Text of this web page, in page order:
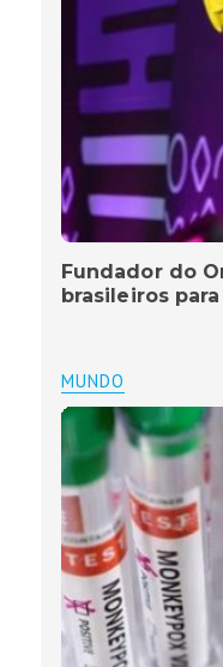
Fundador do
brasileiros
MUNDO